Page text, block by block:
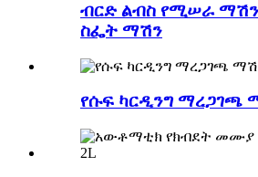
ብርድ ልብስ የሚሠራ ማሽን
ስፌት ማሽን
የሱፍ ካርዲንግ ማረጋገጫ